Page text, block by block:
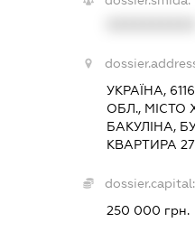
УКРАЇНА,
ОБЛ., МІСТО
БАКУЛІНА,
КВАРТИРА 27
dossier.capital:
250 000 грн.